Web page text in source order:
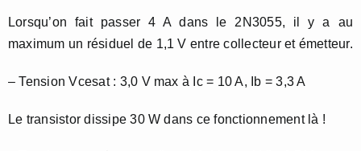
Lorsqu’on fait passer 4 A dans le 2N3055, il y a au
maximum un résiduel de 1,1 V entre collecteur et émetteur.
– Tension Vcesat : 3,0 V max à Ic = 10 A, Ib = 3,3 A
Le transistor dissipe 30 W dans ce fonctionnement là !